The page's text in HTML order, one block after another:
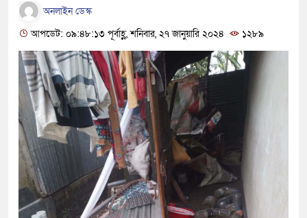
অনলাইন ডেস্ক
আপডেট: ০৯:৪৮:১৩ পূর্বাহ্ণ, শনিবার, ২৭ জানুয়ারি ২০২৪
১২৮৯